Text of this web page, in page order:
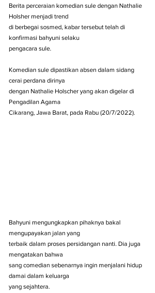
Berita perceraian komedian sule dengan Nathalie
Holsher menjadi trend
di berbegai sosmed, kabar tersebut telah di
konfirmasi bahyuni selaku
pengacara sule.
Komedian sule dipastikan absen dalam sidang
cerai perdana dirinya
dengan Nathalie Holscher yang akan digelar di
Pengadilan Agama
Cikarang, Jawa Barat, pada Rabu (20/7/2022).
Bahyuni mengungkapkan pihaknya bakal
mengupayakan jalan yang
terbaik dalam proses persidangan nanti. Dia juga
mengatakan bahwa
sang comedian sebenarnya ingin menjalani hidup
damai dalam keluarga
yang sejahtera.